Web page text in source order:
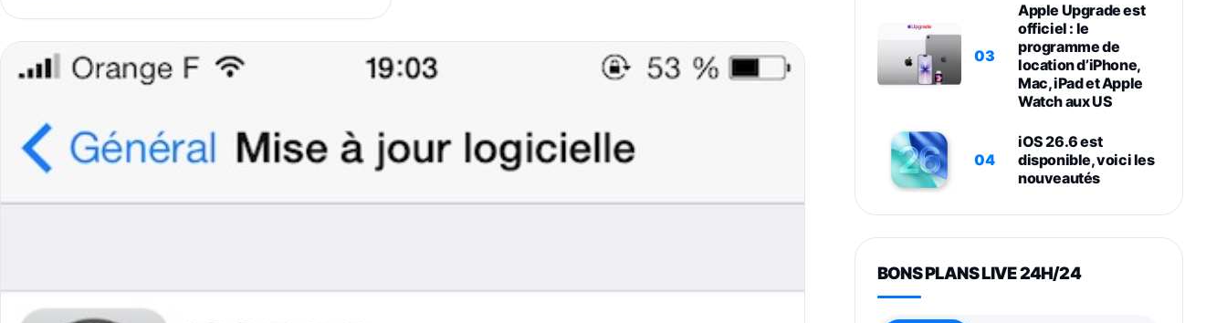
03
Apple Upgrade est
officiel : le
programme de
location d’iPhone,
Mac, iPad et Apple
Watch aux US
04
iOS 26.6 est
disponible, voici les
nouveautés
BONS PLANS LIVE 24H/24